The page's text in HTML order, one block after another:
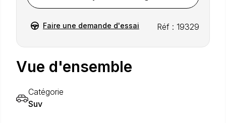
Faire une demande d'essai Réf : 19329
Vue d'ensemble
Catégorie
Suv